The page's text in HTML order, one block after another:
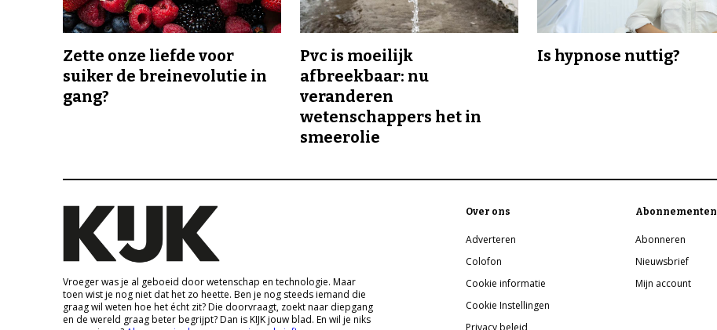
Zette onze liefde voor
suiker de breinevolutie in
gang?
Pvc is moeilijk
afbreekbaar: nu
veranderen
wetenschappers het in
smeerolie
Is hypnose nuttig?
Vroeger was je al geboeid door wetenschap en technologie. Maar
toen wist je nog niet dat het zo heette. Ben je nog steeds iemand die
graag wil weten hoe het écht zit? Die doorvraagt, zoekt naar diepgang
en de wereld graag beter begrijpt? Dan is KIJK jouw blad. En wil je niks
Over ons
Adverteren
Colofon
Cookie informatie
Cookie Instellingen
Privacy beleid
Abonnementen
Abonneren
Nieuwsbrief
Mijn account